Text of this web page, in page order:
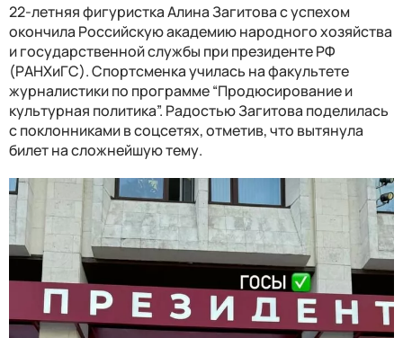
22-летняя фигуристка Алина Загитова с успехом
окончила Российскую академию народного хозяйства
и государственной службы при президенте РФ
(РАНХиГС). Спортсменка училась на факультете
журналистики по программе “Продюсирование и
культурная политика”. Радостью Загитова поделилась
с поклонниками в соцсетях, отметив, что вытянула
билет на сложнейшую тему.